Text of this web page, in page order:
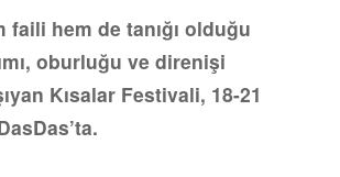
faili hem de tanığı olduğu
oburluğu ve direnişi
Kısalar Festivali, 18-21